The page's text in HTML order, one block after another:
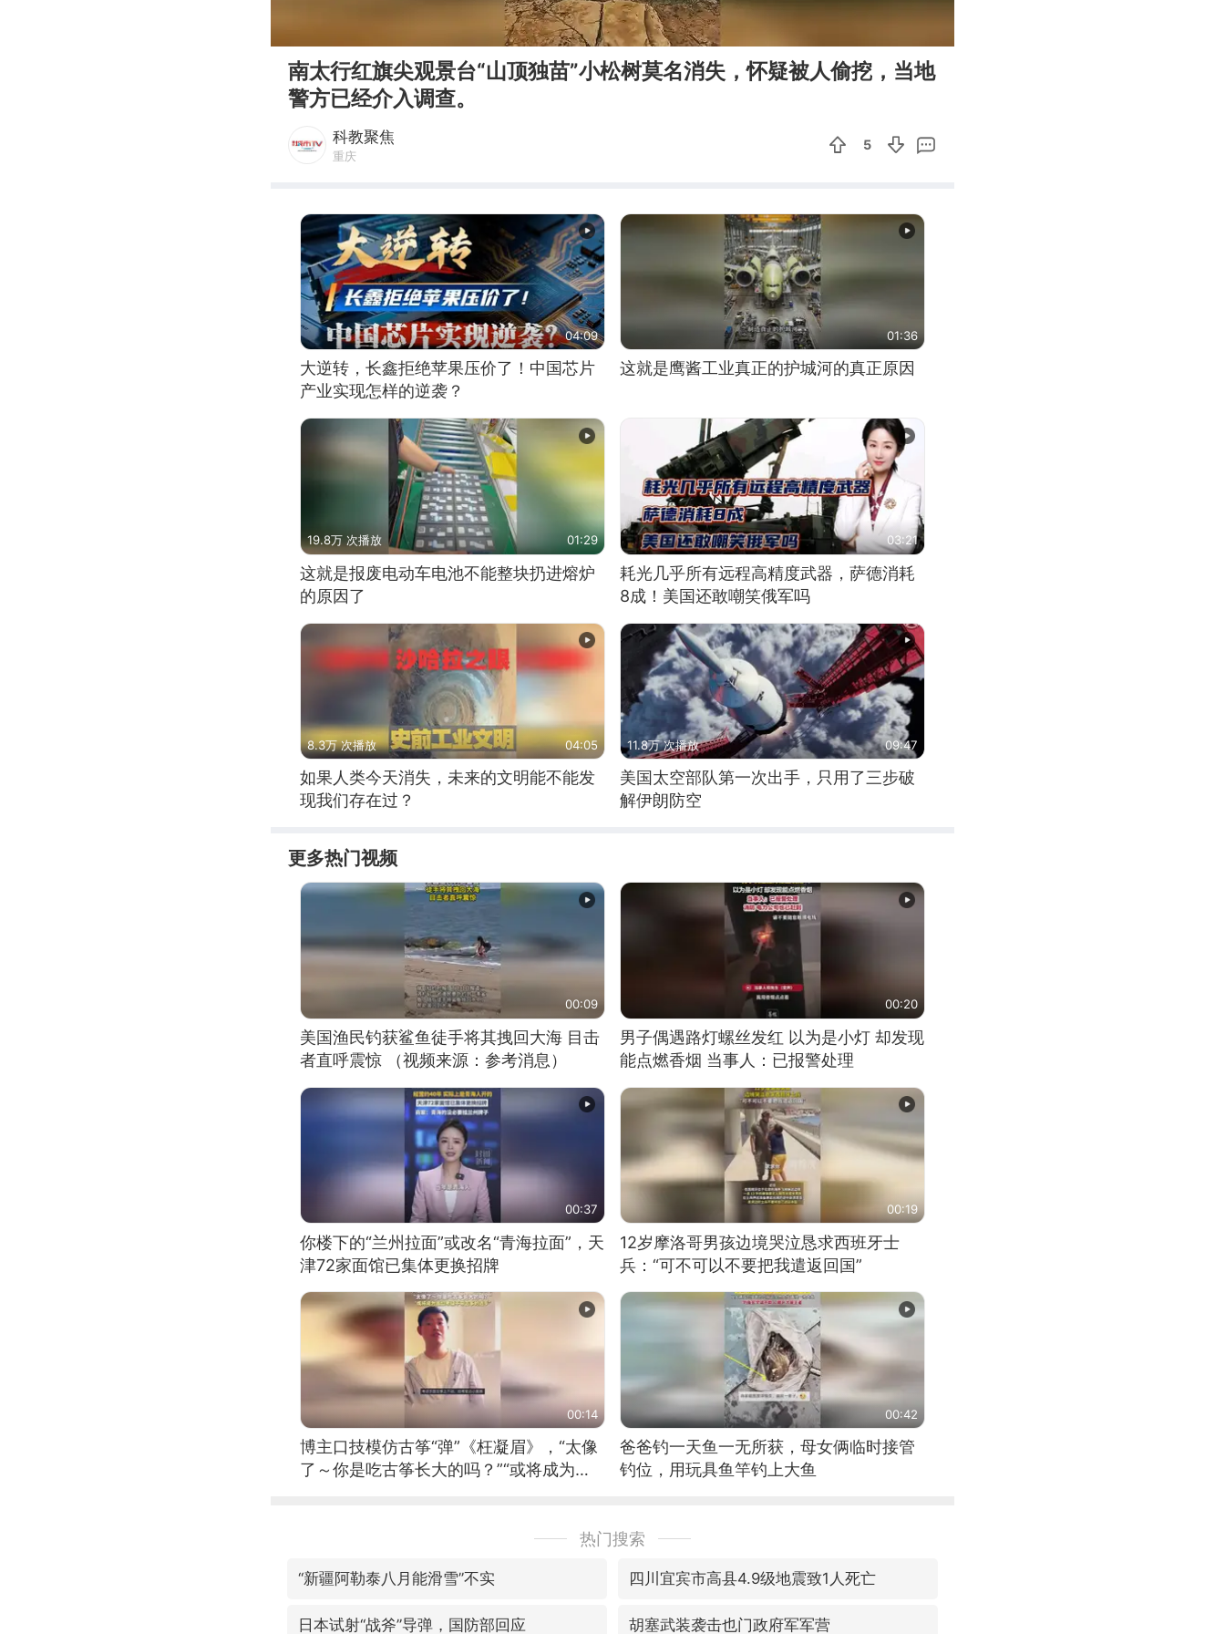
fullscreen
南太行红旗尖观景台“山顶独苗”小松树莫名消失，怀疑被人偷挖，当地
警方已经介入调查。
科教聚焦
重庆
5
04:09
大逆转，长鑫拒绝苹果压价了！中国芯片
产业实现怎样的逆袭？
01:36
这就是鹰酱工业真正的护城河的真正原因
19.8万 次播放 01:29
这就是报废电动车电池不能整块扔进熔炉
的原因了
03:21
耗光几乎所有远程高精度武器，萨德消耗
8成！美国还敢嘲笑俄军吗
8.3万 次播放 04:05
如果人类今天消失，未来的文明能不能发
现我们存在过？
11.8万 次播放 09:47
美国太空部队第一次出手，只用了三步破
解伊朗防空
更多热门视频
00:09
美国渔民钓获鲨鱼徒手将其拽回大海 目击
者直呼震惊 （视频来源：参考消息）
00:20
男子偶遇路灯螺丝发红 以为是小灯 却发现
能点燃香烟 当事人：已报警处理
00:37
你楼下的“兰州拉面”或改名“青海拉面”，天
津72家面馆已集体更换招牌
00:19
12岁摩洛哥男孩边境哭泣恳求西班牙士
兵：“可不可以不要把我遣返回国”
00:14
博主口技模仿古筝“弹”《枉凝眉》，“太像
了～你是吃古筝长大的吗？”“或将成为首
00:42
爸爸钓一天鱼一无所获，母女俩临时接管
钓位，用玩具鱼竿钓上大鱼
热门搜索
“新疆阿勒泰八月能滑雪”不实 四川宜宾市高县4.9级地震致1人死亡
日本试射“战斧”导弹，国防部回应 胡塞武装袭击也门政府军军营